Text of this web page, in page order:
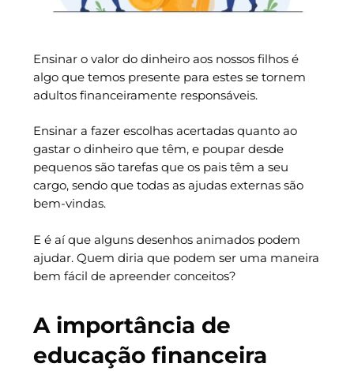
Ensinar o valor do dinheiro aos nossos filhos é
algo que temos presente para estes se tornem
adultos financeiramente responsáveis.
Ensinar a fazer escolhas acertadas quanto ao
gastar o dinheiro que têm, e poupar desde
pequenos são tarefas que os pais têm a seu
cargo, sendo que todas as ajudas externas são
bem-vindas.
E é aí que alguns desenhos animados podem
ajudar. Quem diria que podem ser uma maneira
bem fácil de apreender conceitos?
A importância de
educação financeira